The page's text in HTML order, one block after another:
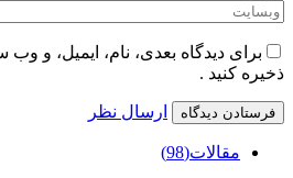
برای دیدگاه بعدی، نام، ایمیل، و
ذخیره کنید .
ارسال نظر
مقالات(98)